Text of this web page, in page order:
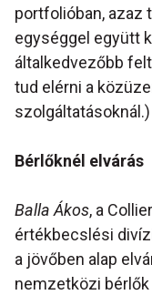
portfolióban, azaz
egységgel együtt
általkedvezőbb
tud elérni a
szolgáltatásoknál.)
Bérlőknél elvárás
Balla Ákos, a
értékbecslési
a jövőben alap
nemzetközi